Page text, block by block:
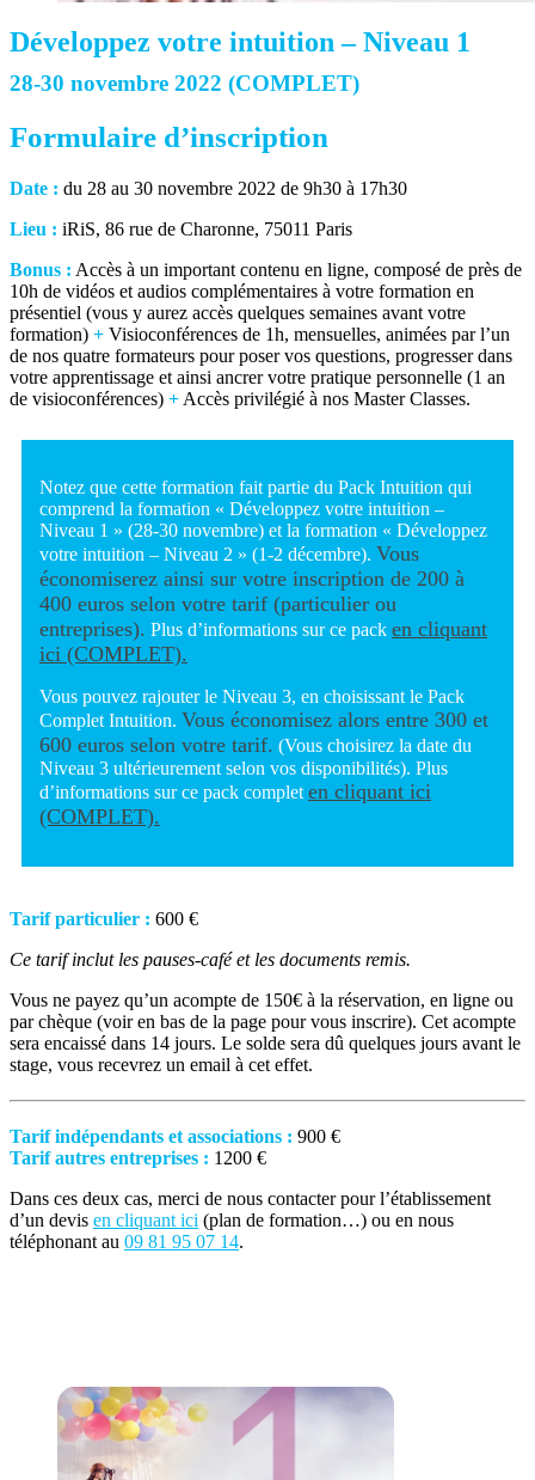
Développez votre intuition – Niveau 1
28-30 novembre 2022 (COMPLET)
Formulaire d’inscription
Date : du 28 au 30 novembre 2022 de 9h30 à 17h30
Lieu : iRiS, 86 rue de Charonne, 75011 Paris
Bonus : Accès à un important contenu en ligne, composé de près de
10h de vidéos et audios complémentaires à votre formation en
présentiel (vous y aurez accès quelques semaines avant votre
formation) + Visioconférences de 1h, mensuelles, animées par l’un
de nos quatre formateurs pour poser vos questions, progresser dans
votre apprentissage et ainsi ancrer votre pratique personnelle (1 an
de visioconférences) + Accès privilégié à nos Master Classes.
Notez que cette formation fait partie du Pack Intuition qui
comprend la formation « Développez votre intuition –
Niveau 1 » (28-30 novembre) et la formation « Développez
votre intuition – Niveau 2 » (1-2 décembre). Vous
économiserez ainsi sur votre inscription de 200 à
400 euros selon votre tarif (particulier ou
entreprises). Plus d’informations sur ce pack en cliquant
ici (COMPLET).
Vous pouvez rajouter le Niveau 3, en choisissant le Pack
Complet Intuition. Vous économisez alors entre 300 et
600 euros selon votre tarif. (Vous choisirez la date du
Niveau 3 ultérieurement selon vos disponibilités). Plus
d’informations sur ce pack complet en cliquant ici
(COMPLET).
Tarif particulier : 600 €
Ce tarif inclut les pauses-café et les documents remis.
Vous ne payez qu’un acompte de 150€ à la réservation, en ligne ou
par chèque (voir en bas de la page pour vous inscrire). Cet acompte
sera encaissé dans 14 jours. Le solde sera dû quelques jours avant le
stage, vous recevrez un email à cet effet.
Tarif indépendants et associations : 900 €
Tarif autres entreprises : 1200 €
Dans ces deux cas, merci de nous contacter pour l’établissement
d’un devis en cliquant ici (plan de formation…) ou en nous
téléphonant au 09 81 95 07 14.